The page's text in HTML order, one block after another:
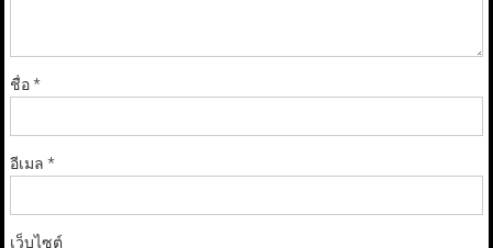
ชื่อ*
อีเมล *
เว็บไซต์